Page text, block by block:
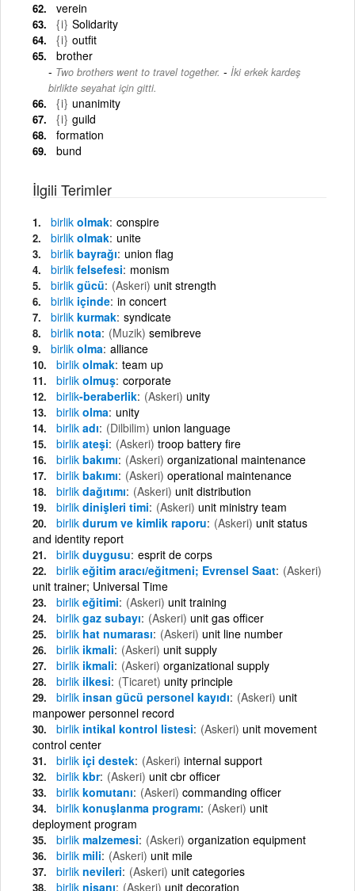
verein
{i} Solidarity
{i} outfit
brother
Two brothers went to travel together. - İki erkek kardeş
birlikte seyahat için gitti.
{i} unanimity
{i} guild
formation
bund
İlgili Terimler
birlik olmak conspire
birlik olmak unite
birlik bayrağı union flag
birlik felsefesi monism
birlik gücü (Askeri) unit strength
birlik içinde in concert
birlik kurmak syndicate
birlik nota (Muzik) semibreve
birlik olma alliance
birlik olmak team up
birlik olmuş corporate
birlik-beraberlik (Askeri) unity
birlik olma unity
birlik adı (Dilbilim) union language
birlik ateşi (Askeri) troop battery fire
birlik bakımı (Askeri) organizational maintenance
birlik bakımı (Askeri) operational maintenance
birlik dağıtımı (Askeri) unit distribution
birlik dinişleri timi (Askeri) unit ministry team
birlik durum ve kimlik raporu (Askeri) unit status
and identity report
birlik duygusu esprit de corps
birlik eğitim aracı/eğitmeni; Evrensel Saat (Askeri)
unit trainer; Universal Time
birlik eğitimi (Askeri) unit training
birlik gaz subayı (Askeri) unit gas officer
birlik hat numarası (Askeri) unit line number
birlik ikmali (Askeri) unit supply
birlik ikmali (Askeri) organizational supply
birlik ilkesi (Ticaret) unity principle
birlik insan gücü personel kayıdı (Askeri) unit
manpower personnel record
birlik intikal kontrol listesi (Askeri) unit movement
control center
birlik içi destek (Askeri) internal support
birlik kbr (Askeri) unit cbr officer
birlik komutanı (Askeri) commanding officer
birlik konuşlanma programı (Askeri) unit
deployment program
birlik malzemesi (Askeri) organization equipment
birlik mili (Askeri) unit mile
birlik nevileri (Askeri) unit categories
birlik nişanı (Askeri) unit decoration